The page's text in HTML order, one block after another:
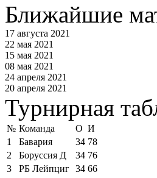
Ближайшие
17 августа 2021
22 мая 2021
15 мая 2021
08 мая 2021
24 апреля 2021
20 апреля 2021
Турнирная
№ Команда О И
1
Бавария 34 78
2
Боруссия Д 34 76
3
РБ Лейпциг 34 66